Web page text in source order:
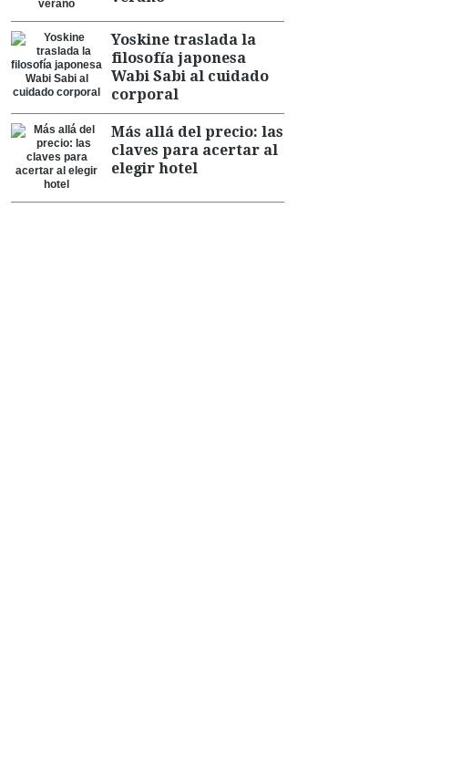
Yoskine traslada la
filosofía japonesa
Wabi Sabi al cuidado
corporal
Más allá del precio: las
claves para acertar al
elegir hotel